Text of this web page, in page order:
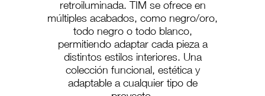
retroiluminada. TIM se ofrece en
múltiples acabados, como negro/oro,
todo negro o todo blanco,
permitiendo adaptar cada pieza a
distintos estilos interiores. Una
colección funcional, estética y
adaptable a cualquier tipo de